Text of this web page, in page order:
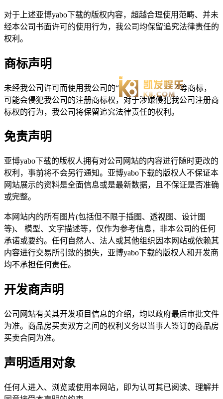
对于上述亚博yabo下载的版权内容，超越合理使用范畴、并未
经本公司书面许可的使用行为，我公司均保留追究法律责任的
权利。
商标声明
未经我公司许可而使用我公司的“
”等商标，
可能会侵犯我公司的注册商标权，对于涉嫌侵犯我公司注册商
标权的行为，我公司将保留追究法律责任的权利。
免责声明
亚博yabo下载的版权人拥有对公司网站的内容进行随时更改的
权利，事前将不会另行通知。亚博yabo下载的版权人不保证本
网站展示的资料是全面信息或是最新数据，且不保证是否准确
或完整。
本网站内的所有图片(包括但不限于插图、透视图、设计图
等)、 模型、文字描述等，仅作为参考信息，非本公司的任何
承诺或要约。任何自然人、法人或其他组织因本网站或依赖其
内容进行交易所引致的损失，亚博yabo下载的版权人和开发商
均不承担任何责任。
开发商声明
公司网站有关其开发项目信息的介绍，均以政府最后审批文件
为准。商品房买卖双方之间的权利义务以当事人签订的商品房
买卖合同为准。
声明适用对象
任何人进入、浏览或使用本网站，即为认可其已阅读、理解并